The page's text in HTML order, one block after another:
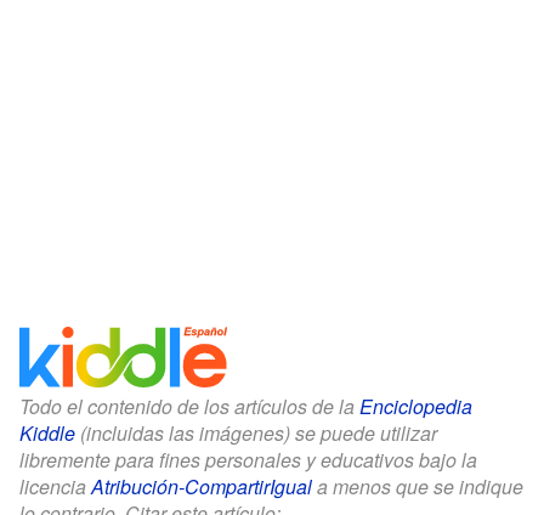
Todo el contenido de los artículos de la Enciclopedia
Kiddle (incluidas las imágenes) se puede utilizar
libremente para fines personales y educativos bajo la
licenciaAtribución-CompartirIguala menos que se indique